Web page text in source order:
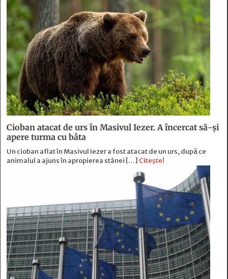
Cioban atacat de urs în Masivul Iezer. A încercat să-și
apere turma cu bâta
Un cioban aflat în Masivul Iezer a fost atacat de un urs, după ce
animalul a ajuns în apropierea stânei […] Citește!